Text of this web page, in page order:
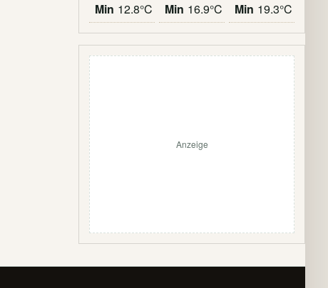
Min 12.8°C
Min 16.9°C
Min 19.3°C
Anzeige